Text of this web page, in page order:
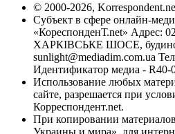
© 2000-2026,
Субъект в сфере онлайн-
«КореспонденТ.net» Адрес:
ХАРКІВСЬКЕ ШОСЕ,
sunlight@mediadim.com.ua
Идентификатор медиа - R40-
Использование любых
сайте, разрешается при
Корреспондент.net.
При копировании
Украины и мира», для